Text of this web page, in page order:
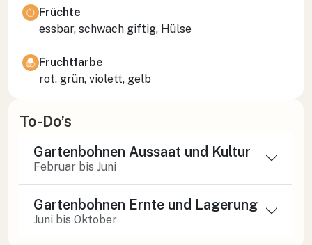
Früchte
essbar, schwach giftig, Hülse
Fruchtfarbe
rot, grün, violett, gelb
To-Do’s
Gartenbohnen Aussaat und Kultur
Februar bis Juni
Gartenbohnen Ernte und Lagerung
Juni bis Oktober